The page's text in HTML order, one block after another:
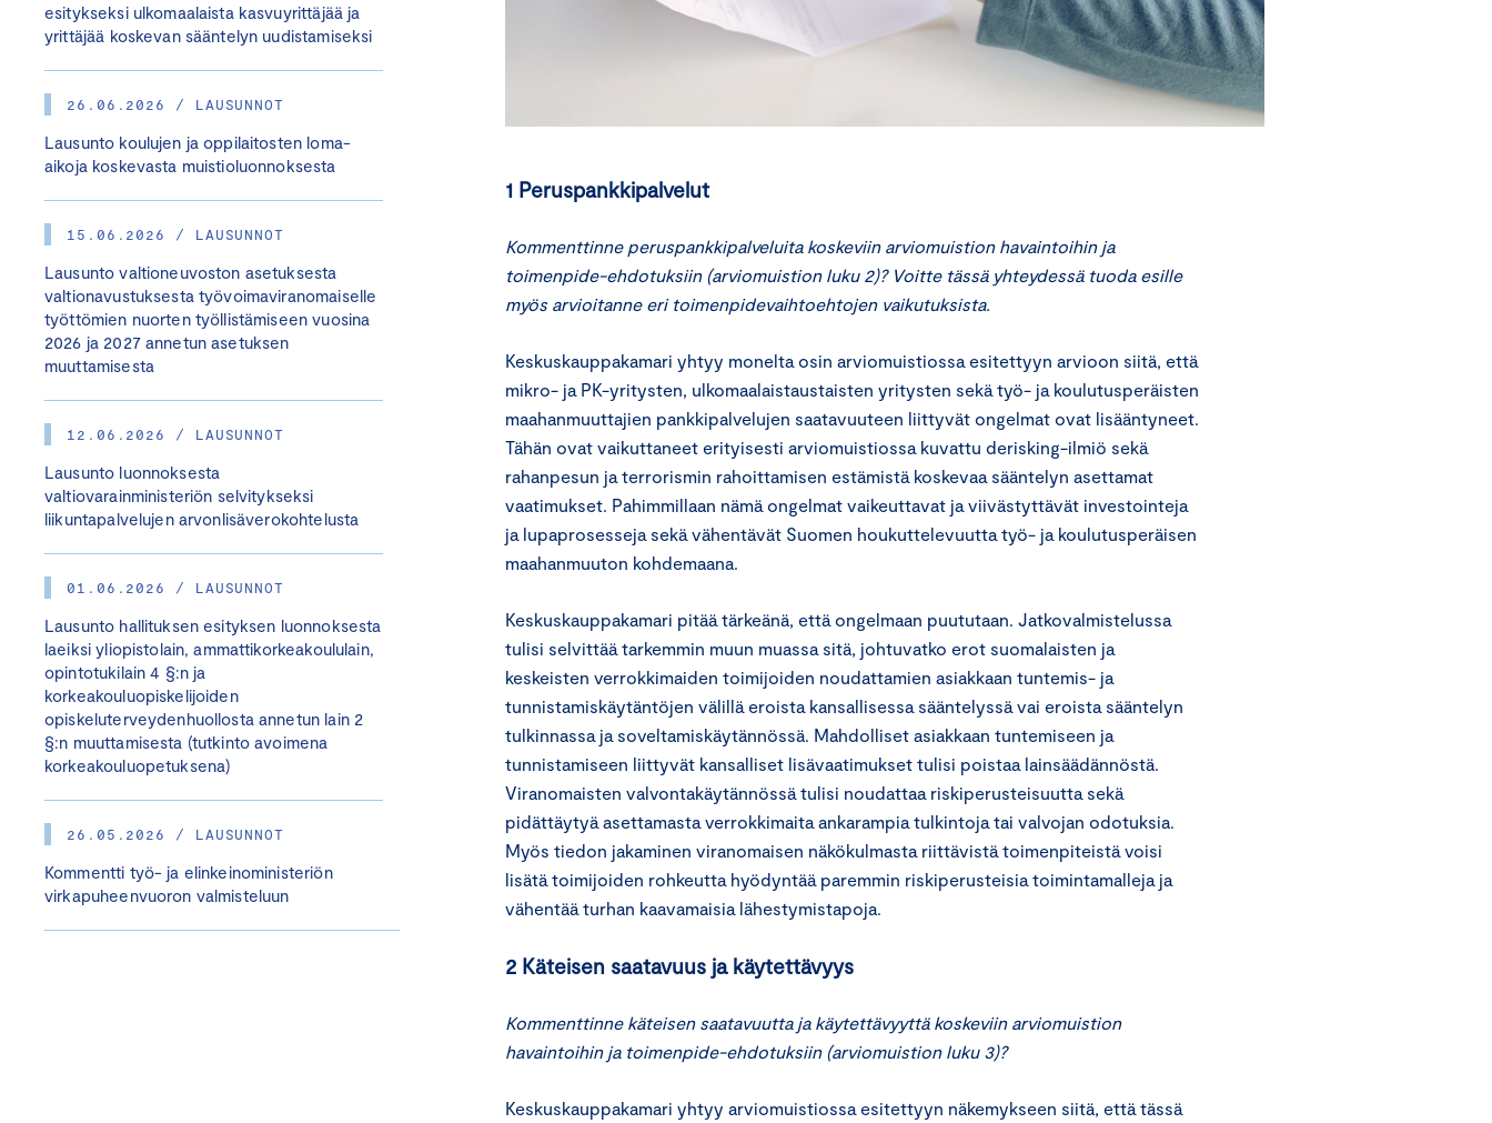
esitykseksi ulkomaalaista kasvuyrittäjää ja
yrittäjää koskevan sääntelyn uudistamiseksi
26.06.2026 / LAUSUNNOT
Lausunto koulujen ja oppilaitosten loma-
aikoja koskevasta muistioluonnoksesta
15.06.2026 / LAUSUNNOT
Lausunto valtioneuvoston asetuksesta
valtionavustuksesta työvoimaviranomaiselle
työttömien nuorten työllistämiseen vuosina
2026 ja 2027 annetun asetuksen
muuttamisesta
12.06.2026 / LAUSUNNOT
Lausunto luonnoksesta
valtiovarainministeriön selvitykseksi
liikuntapalvelujen arvonlisäverokohtelusta
01.06.2026 / LAUSUNNOT
Lausunto hallituksen esityksen luonnoksesta
laeiksi yliopistolain, ammattikorkeakoululain,
opintotukilain 4 §:n ja
korkeakouluopiskelijoiden
opiskeluterveydenhuollosta annetun lain 2
§:n muuttamisesta (tutkinto avoimena
korkeakouluopetuksena)
26.05.2026 / LAUSUNNOT
Kommentti työ- ja elinkeinoministeriön
virkapuheenvuoron valmisteluun
1 Peruspankkipalvelut
Kommenttinne peruspankkipalveluita koskeviin arviomuistion havaintoihin ja
toimenpide-ehdotuksiin (arviomuistion luku 2)? Voitte tässä yhteydessä tuoda esille
myös arvioitanne eri toimenpidevaihtoehtojen vaikutuksista.
Keskuskauppakamari yhtyy monelta osin arviomuistiossa esitettyyn arvioon siitä, että
mikro- ja PK-yritysten, ulkomaalaistaustaisten yritysten sekä työ- ja koulutusperäisten
maahanmuuttajien pankkipalvelujen saatavuuteen liittyvät ongelmat ovat lisääntyneet.
Tähän ovat vaikuttaneet erityisesti arviomuistiossa kuvattu derisking-ilmiö sekä
rahanpesun ja terrorismin rahoittamisen estämistä koskevaa sääntelyn asettamat
vaatimukset. Pahimmillaan nämä ongelmat vaikeuttavat ja viivästyttävät investointeja
ja lupaprosesseja sekä vähentävät Suomen houkuttelevuutta työ- ja koulutusperäisen
maahanmuuton kohdemaana.
Keskuskauppakamari pitää tärkeänä, että ongelmaan puututaan. Jatkovalmistelussa
tulisi selvittää tarkemmin muun muassa sitä, johtuvatko erot suomalaisten ja
keskeisten verrokkimaiden toimijoiden noudattamien asiakkaan tuntemis- ja
tunnistamiskäytäntöjen välillä eroista kansallisessa sääntelyssä vai eroista sääntelyn
tulkinnassa ja soveltamiskäytännössä. Mahdolliset asiakkaan tuntemiseen ja
tunnistamiseen liittyvät kansalliset lisävaatimukset tulisi poistaa lainsäädännöstä.
Viranomaisten valvontakäytännössä tulisi noudattaa riskiperusteisuutta sekä
pidättäytyä asettamasta verrokkimaita ankarampia tulkintoja tai valvojan odotuksia.
Myös tiedon jakaminen viranomaisen näkökulmasta riittävistä toimenpiteistä voisi
lisätä toimijoiden rohkeutta hyödyntää paremmin riskiperusteisia toimintamalleja ja
vähentää turhan kaavamaisia lähestymistapoja.
2 Käteisen saatavuus ja käytettävyys
Kommenttinne käteisen saatavuutta ja käytettävyyttä koskeviin arviomuistion
havaintoihin ja toimenpide-ehdotuksiin (arviomuistion luku 3)?
Keskuskauppakamari yhtyy arviomuistiossa esitettyyn näkemykseen siitä, että tässä